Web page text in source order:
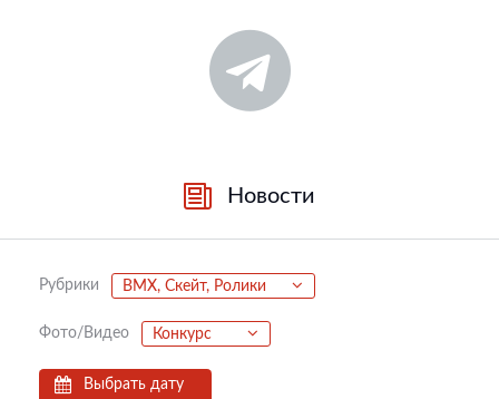
Новости
Рубрики BMX, Скейт, Ролики
Фото/Видео Конкурс
Выбрать дату